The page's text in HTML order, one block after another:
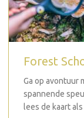
Forest
Ga op avontuur
spannende
lees de kaart